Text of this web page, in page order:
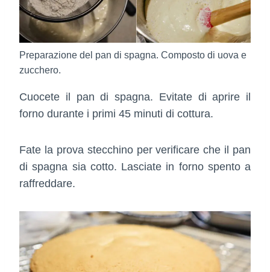
Preparazione del pan di spagna. Composto di uova e
zucchero.
Cuocete il pan di spagna. Evitate di aprire il
forno durante i primi 45 minuti di cottura.
Fate la prova stecchino per verificare che il pan
di spagna sia cotto. Lasciate in forno spento a
raffreddare.